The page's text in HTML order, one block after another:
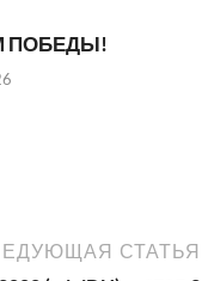
ПОБЕДЫ!
СТАТЬЯ